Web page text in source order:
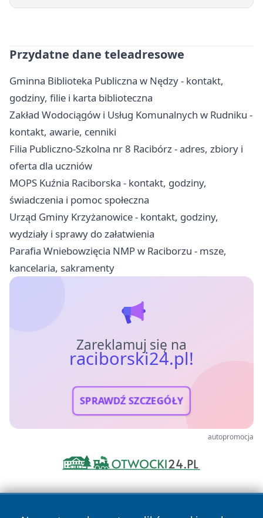
Przydatne dane teleadresowe
Gminna Biblioteka Publiczna w Nędzy - kontakt,
godziny, filie i karta biblioteczna
Zakład Wodociągów i Usług Komunalnych w Rudniku -
kontakt, awarie, cenniki
Filia Publiczno-Szkolna nr 8 Racibórz - adres, zbiory i
oferta dla uczniów
MOPS Kuźnia Raciborska - kontakt, godziny,
świadczenia i pomoc społeczna
Urząd Gminy Krzyżanowice - kontakt, godziny,
wydziały i sprawy do załatwienia
Parafia Wniebowzięcia NMP w Raciborzu - msze,
kancelaria, sakramenty
Zareklamuj się na
raciborski24.pl!
SPRAWDŹ SZCZEGÓŁY
autopromocja